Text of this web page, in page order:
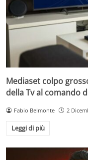
Mediaset colpo
della Tv al comando
Fabio Belmonte 2
Leggi di più